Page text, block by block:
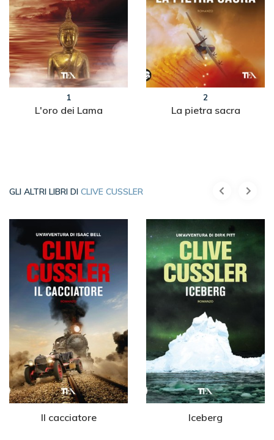
1
L'oro dei Lama
2
La pietra sacra
GLI ALTRI LIBRI DI CLIVE CUSSLER
Il cacciatore Iceberg